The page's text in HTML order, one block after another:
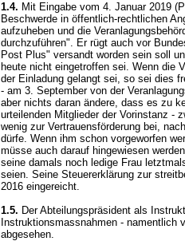
1.4. Mit Eingabe vom 4. Januar 2019
Beschwerde in öffentlich-rechtlichen
aufzuheben und die
durchzuführen". Er rügt auch vor
Post Plus" versandt worden sein soll
heute nicht eingetroffen sei. Wenn die
der Einladung gelangt sei, so sei dies
- am 3. September von der
aber nichts daran ändere, dass es zu
urteilenden Mitglieder der Vorinstanz -
wenig zur Vertrauensförderung bei,
dürfe. Wenn ihm schon vorgeworfen
müsse auch darauf hingewiesen
seine damals noch ledige Frau
seien. Seine Steuererklärung zur
2016 eingereicht.
1.5. Der Abteilungspräsident als
Instruktionsmassnahmen - namentlich
abgesehen.